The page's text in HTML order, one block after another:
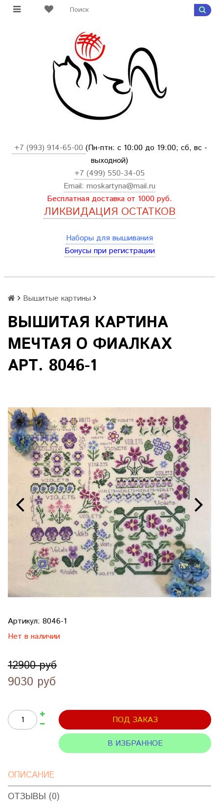
+7 (993) 914-65-00 (Пн-птн: с 10:00 до 19:00; сб, вс -
выходной)
+7 (499) 550-34-05
Email: moskartyna@mail.ru
Бесплатная доставка от 1000 руб.
ЛИКВИДАЦИЯ ОСТАТКОВ
Наборы для вышивания
Бонусы при регистрации
Вышитые картины
ВЫШИТАЯ КАРТИНА
МЕЧТАЯ О ФИАЛКАХ
АРТ. 8046-1
Артикул: 8046-1
Нет в наличии
12900 руб
9030 руб
ПОД ЗАКАЗ
В ИЗБРАННОЕ
ОПИСАНИЕ
ОТЗЫВЫ (0)